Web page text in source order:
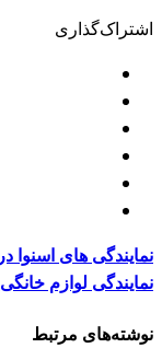
اشتراک‌گذاری
نمایندگی های
نمایندگی لوازم
نوشته‌های مرتبط